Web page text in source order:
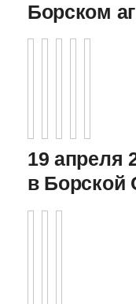
Борском
19 апреля
в